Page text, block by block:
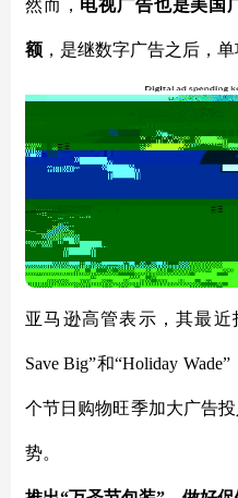
然而， 电视广告也是美国
额 ，是继数字广告之后，
亚马逊高管表示，其最近
Save Big”和“Holiday
个节日购物旺季加大广告
势。